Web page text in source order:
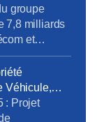
les salariés
groupe
7,8 milliards
et
services
Digital et
Véhicule,
: Projet